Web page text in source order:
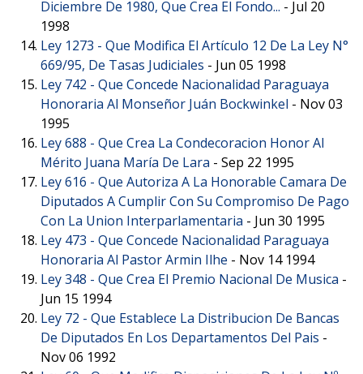
Diciembre De 1980, Que Crea El Fondo... - Jul 20
1998
Ley 1273 - Que Modifica El Artículo 12 De La Ley N°
669/95, De Tasas Judiciales - Jun 05 1998
Ley 742 - Que Concede Nacionalidad Paraguaya
Honoraria Al Monseñor Juán Bockwinkel - Nov 03
1995
Ley 688 - Que Crea La Condecoracion Honor Al
Mérito Juana María De Lara - Sep 22 1995
Ley 616 - Que Autoriza A La Honorable Camara De
Diputados A Cumplir Con Su Compromiso De Pago
Con La Union Interparlamentaria - Jun 30 1995
Ley 473 - Que Concede Nacionalidad Paraguaya
Honoraria Al Pastor Armin Ilhe - Nov 14 1994
Ley 348 - Que Crea El Premio Nacional De Musica -
Jun 15 1994
Ley 72 - Que Establece La Distribucion De Bancas
De Diputados En Los Departamentos Del Pais -
Nov 06 1992